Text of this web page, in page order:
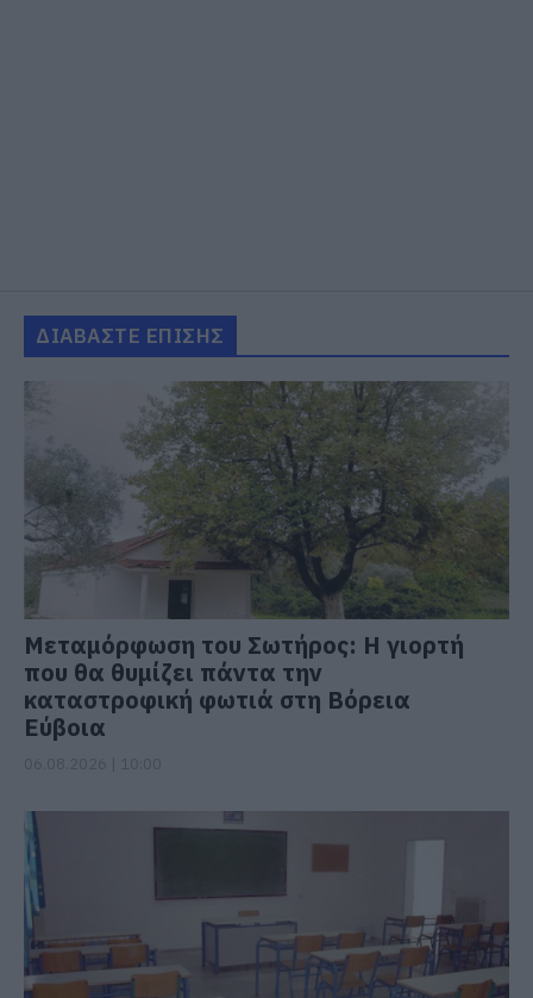
ΔΙΑΒΑΣΤΕ ΕΠΙΣΗΣ
Μεταμόρφωση του Σωτήρος: Η γιορτή
που θα θυμίζει πάντα την
καταστροφική φωτιά στη Βόρεια
Εύβοια